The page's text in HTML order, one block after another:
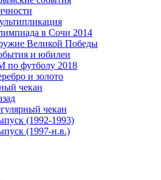
в Сочи 2014
Великой Победы
и юбилеи
по футболу 2018
и золото
чекан
чекан
(1992-1993)
(1997-н.в.)